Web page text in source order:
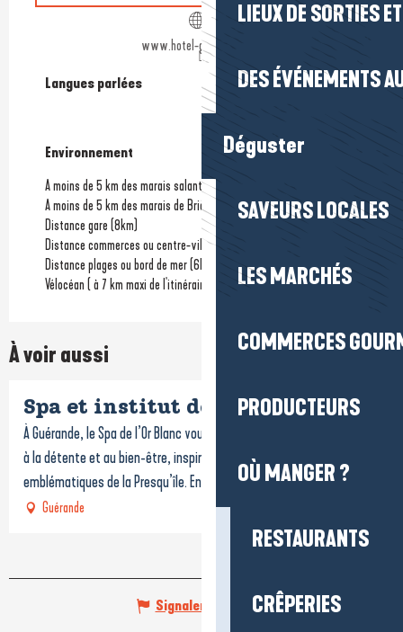
LIEUX DE SORTIES
DES ÉVÉNEMENTS
Déguster
SAVEURS LOCALES
LES MARCHÉS
COMMERCES
PRODUCTEURS
OÙ MANGER ?
RESTAURANTS
CRÊPERIES
www.hotel-guerande.com
Langues parlées
Langues parlées
Environnement
Environnement
A moins de 5 km des marais salants
A moins de 5 km des marais de Brière
Distance gare (8km)
Distance commerces ou centre-ville
Distance plages ou bord de mer(6km)
Vélocéan ( à 7 km maxi de l'itinéraire)
À voir aussi
Spa et institut de l'Or Blanc
À Guérande, le Spa de l’Or Blanc vous accueille dans un univers dédié
à la détente et au bien-être, inspiré par les paysages
emblématiques de la Presqu’île. Entre terre et...
Guérande
Signaler une erreur